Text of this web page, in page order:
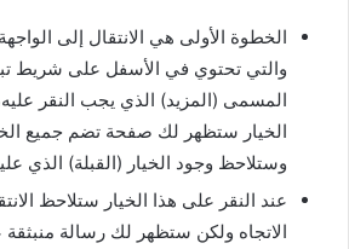
الخطوة الأولى هي الانتقال إلى
والتي تحتوي في الأسفل على شريط
المسمى (المزيد) الذي يجب النقر
الخيار ستظهر لك صفحة تضم جميع
وستلاحظ وجود الخيار (القبلة) الذي
عند النقر على هذا الخيار ستلاحظ
الاتجاه ولكن ستظهر لك رسالة